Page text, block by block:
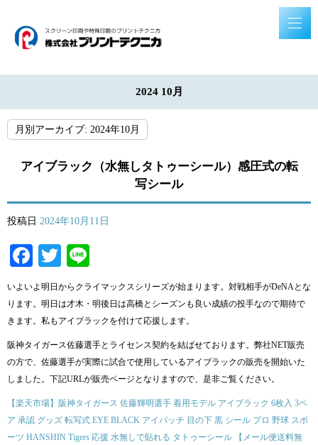
2024 10月
月別アーカイブ: 2024年10月
アイブラック（水無しタトゥーシール）感圧式の転
写シール
投稿日 2024年10月11日
Facebook
Twitter
いよいよ明日からクライマックスシリーズが始まります。対戦相手がDeNAとな
ります。明日は才木・明後日は高橋とシーズンも良い成績の投手なので期待で
きます。私もアイブラックを付けて応援します。
阪神タイガース佐藤選手とライセンス契約を結ばせております。弊社NET販売
の方で、佐藤選手が実際に試合で使用しているアイブラックの販売を開始いた
しました。下記URLが販売ページとなりますので、是非ご覧ください。
【楽天市場】阪神タイガース 佐藤輝明選手 着用モデル アイブラック 6枚入 3ペ
ア 承認 グッズ 転写式 EYE BLACK アイパッチ 目の下 黒 シール プロ 野球 スポ
ーツ HANSHIN Tigers 応援 水無しで貼れる タトゥーシール 【メール便送料無